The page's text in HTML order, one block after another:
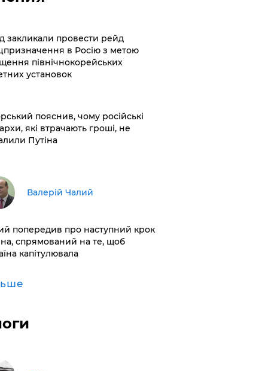
закликали провести рейд
в Росію з метою
північнокорейських
установок
пояснив, чому російські
які втрачають гроші, не
Путіна
Валерій Чалий
попередив про наступний крок
спрямований на те, щоб
капітулювала